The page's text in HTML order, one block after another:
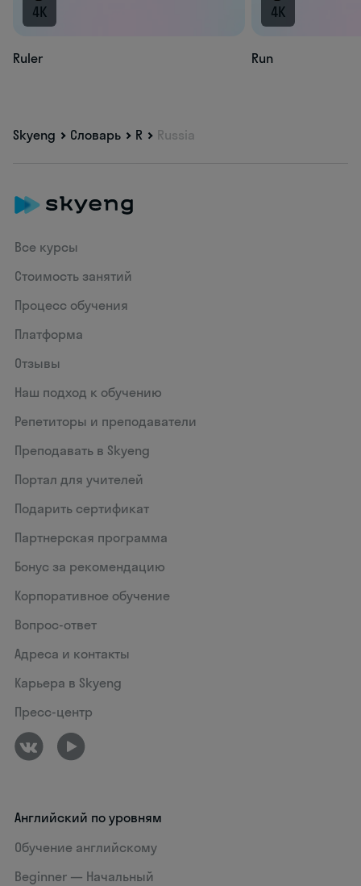
4K
Ruler
4K
Run
Skyeng Словарь R Russia
Все курсы
Стоимость занятий
Процесс обучения
Платформа
Отзывы
Наш подход к обучению
Репетиторы и преподаватели
Преподавать в Skyeng
Портал для учителей
Подарить сертификат
Партнерская программа
Бонус за рекомендацию
Корпоративное обучение
Вопрос-ответ
Адреса и контакты
Карьера в Skyeng
Пресс-центр
Английский по уровням
Обучение английскому
Beginner — Начальный